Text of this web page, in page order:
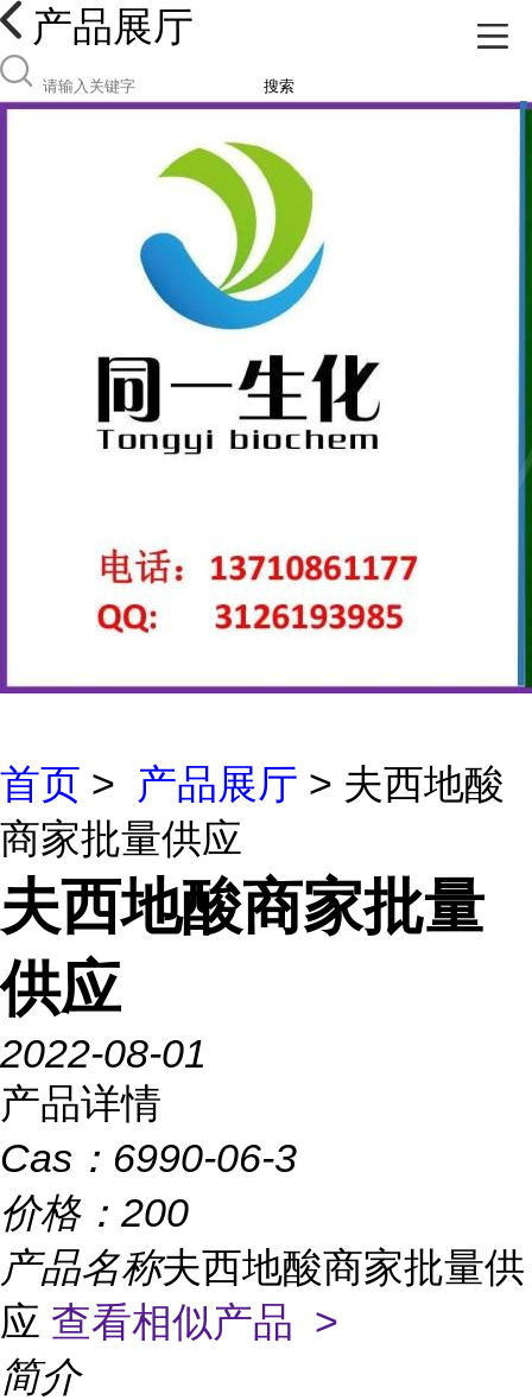
产品展厅
搜索
首页 > 产品展厅 > 夫西地酸
商家批量供应
夫西地酸商家批量
供应
2022-08-01
产品详情
Cas： 6990-06-3
价格： 200
产品名称夫西地酸商家批量供
应 查看相似产品 >
简介